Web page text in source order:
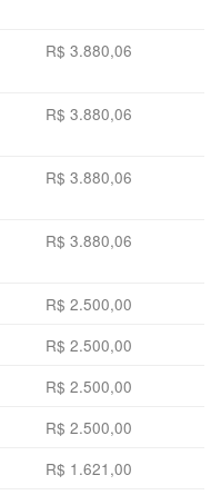
R$ 3.880,06
R$ 3.880,06
R$ 3.880,06
R$ 3.880,06
R$ 2.500,00
R$ 2.500,00
R$ 2.500,00
R$ 2.500,00
R$ 1.621,00